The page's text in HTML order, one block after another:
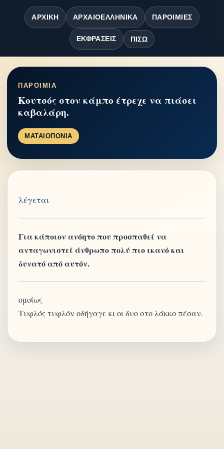
ΑΡΧΙΚΉ ΑΡΧΑΙΟΕΛΛΗΝΙΚΆ ΠΑΡΟΙΜΊΕΣ
ΕΚΦΡΆΣΕΙΣ ΠΊΣΩ
ΠΑΡΟΙΜΙΑ
Κουτσός στον κάμπο έτρεχε να πιάσει
καβαλάρη.
ΜΑΤΑΙΟΠΟΝΙΑ
λέγεται
Για κάποιον ανόητο που προσπαθεί να
ανταγωνιστεί άνθρωπο πολύ πιο ικανό και
δυνατό από αυτόν.
ομοίως
Τυφλός τυφλόν οδήγαγε κι οι δυο στο λάκκο πέσαν.